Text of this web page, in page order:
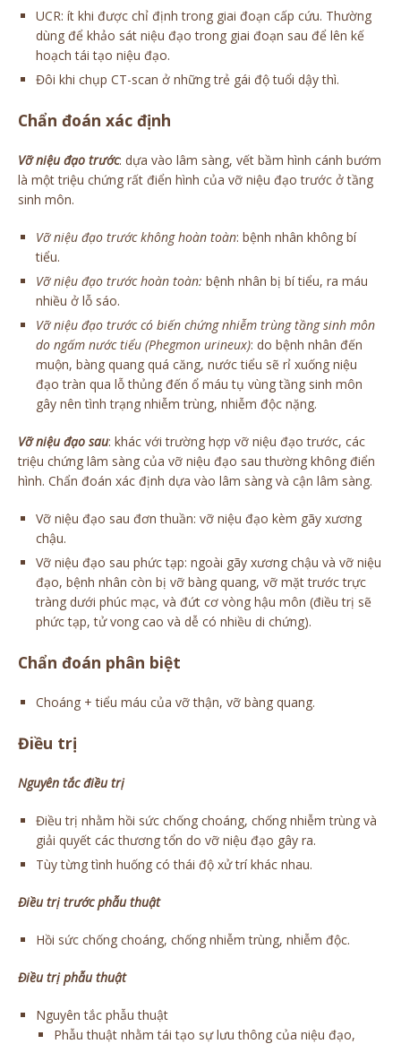
UCR: ít khi được chỉ định trong giai đoạn cấp cứu. Thường
dùng để khảo sát niệu đạo trong giai đoạn sau để lên kế
hoạch tái tạo niệu đạo.
Đôi khi chụp CT-scan ở những trẻ gái độ tuổi dậy thì.
Chẩn đoán xác định
Vỡ niệu đạo trước: dựa vào lâm sàng, vết bầm hình cánh bướm
là một triệu chứng rất điển hình của vỡ niệu đạo trước ở tầng
sinh môn.
Vỡ niệu đạo trước không hoàn toàn: bệnh nhân không bí
tiểu.
Vỡ niệu đạo trước hoàn toàn: bệnh nhân bị bí tiểu, ra máu
nhiều ở lỗ sáo.
Vỡ niệu đạo trước có biến chứng nhiễm trùng tầng sinh môn
do ngấm nước tiểu (Phegmon urineux): do bệnh nhân đến
muộn, bàng quang quá căng, nước tiểu sẽ rỉ xuống niệu
đạo tràn qua lỗ thủng đến ổ máu tụ vùng tầng sinh môn
gây nên tình trạng nhiễm trùng, nhiễm độc nặng.
Vỡ niệu đạo sau: khác với trường hợp vỡ niệu đạo trước, các
triệu chứng lâm sàng của vỡ niệu đạo sau thường không điển
hình. Chẩn đoán xác định dựa vào lâm sàng và cận lâm sàng.
Vỡ niệu đạo sau đơn thuần: vỡ niệu đạo kèm gãy xương
chậu.
Vỡ niệu đạo sau phức tạp: ngoài gãy xương chậu và vỡ niệu
đạo, bệnh nhân còn bị vỡ bàng quang, vỡ mặt trước trực
tràng dưới phúc mạc, và đứt cơ vòng hậu môn (điều trị sẽ
phức tạp, tử vong cao và dễ có nhiều di chứng).
Chẩn đoán phân biệt
Choáng + tiểu máu của vỡ thận, vỡ bàng quang.
Điều trị
Nguyên tắc điều trị
Điều trị nhằm hồi sức chống choáng, chống nhiễm trùng và
giải quyết các thương tổn do vỡ niệu đạo gây ra.
Tùy từng tình huống có thái độ xử trí khác nhau.
Điều trị trước phẫu thuật
Hồi sức chống choáng, chống nhiễm trùng, nhiễm độc.
Điều trị phẫu thuật
Nguyên tắc phẫu thuật
Phẫu thuật nhằm tái tạo sự lưu thông của niệu đạo,